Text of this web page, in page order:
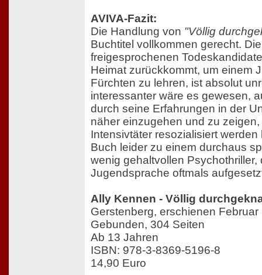
AVIVA-Fazit:
Die Handlung von "Völlig
Buchtitel vollkommen gerecht.
freigesprochenen
Heimat zurückkommt, um einem
Fürchten zu lehren, ist absolut
interessanter wäre es gewesen,
durch seine Erfahrungen in der
näher einzugehen und zu
Intensivtäter resozialisiert
Buch leider zu einem durchaus
wenig gehaltvollen Psychothriller,
Jugendsprache oftmals
Ally Kennen - Völlig
Gerstenberg, erschienen Februar
Gebunden, 304 Seiten
Ab 13 Jahren
ISBN: 978-3-8369-5196-8
14,90 Euro